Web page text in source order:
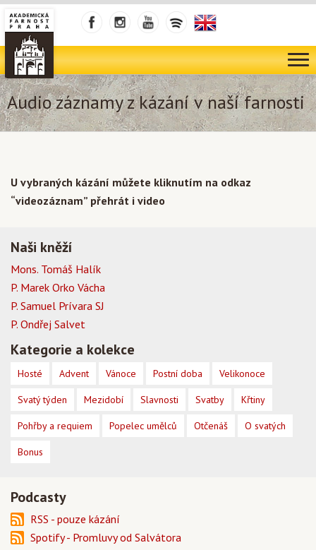
Audio záznamy z kázání v naší farnosti
U vybraných kázání můžete kliknutím na odkaz
“videozáznam” přehrát i video
Naši kněží
Mons. Tomáš Halík
P. Marek Orko Vácha
P. Samuel Prívara SJ
P. Ondřej Salvet
Kategorie a kolekce
Hosté Advent Vánoce Postní doba Velikonoce
Svatý týden Mezidobí Slavnosti Svatby Křtiny
Pohřby a requiem Popelec umělců Otčenáš O svatých
Bonus
Podcasty
RSS - pouze kázání
Spotify - Promluvy od Salvátora